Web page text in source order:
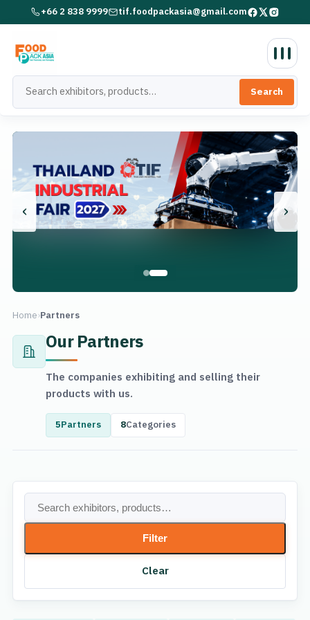
+66 2 838 9999 tif.foodpackasia@gmail.com
Search
‹ ›
Home›Partners
Our Partners
The companies exhibiting and selling their
products with us.
5Partners 8Categories
Filter
Clear